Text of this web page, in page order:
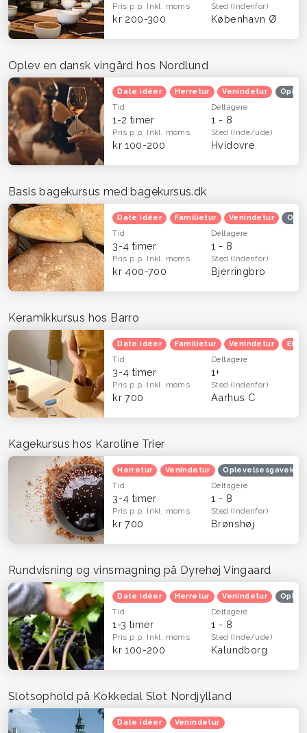
Pris p.p. Inkl. moms
kr 200-300
Sted(Indenfor)
København Ø
Oplev en dansk vingård hos Nordlund
Date idéer Herretur Venindetur
Tid
1-2 timer
Deltagere
1 - 8
Pris p.p. Inkl. moms
kr 100-200
Sted(Inde/ude)
Hvidovre
Basis bagekursus med bagekursus.dk
Date idéer Familietur Venindetur
Tid
3-4 timer
Deltagere
1 - 8
Pris p.p. Inkl. moms
kr 400-700
Sted(Indenfor)
Bjerringbro
Keramikkursus hos Barro
Date idéer Familietur Venindetur
Tid
3-4 timer
Deltagere
1+
Pris p.p. Inkl. moms
kr 700
Sted(Indenfor)
Aarhus C
Kagekursus hos Karoline Trier
Herretur Venindetur Oplevelsesgavekort
Tid
3-4 timer
Deltagere
1 - 8
Pris p.p. Inkl. moms
kr 700
Sted(Indenfor)
Brønshøj
Rundvisning og vinsmagning på Dyrehøj Vingaard
Date idéer Herretur Venindetur
Tid
1-3 timer
Deltagere
1 - 8
Pris p.p. Inkl. moms
kr 100-200
Sted(Inde/ude)
Kalundborg
Slotsophold på Kokkedal Slot Nordjylland
Date idéer Venindetur